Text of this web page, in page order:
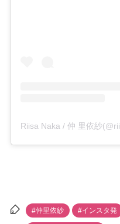
#仲里依紗 #インスタ発